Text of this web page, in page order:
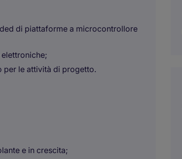
di piattaforme a microcontrollore
per le attività di progetto.
e in crescita;